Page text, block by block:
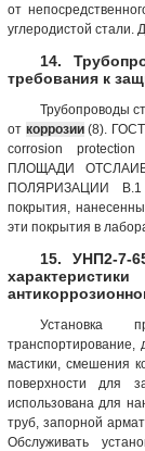
от
углеродистой стали.
14.
требования к
Трубопроводы
от коррозии(8). ГОСТ
corrosion
ПЛОЩАДИ
ПОЛЯРИЗАЦИИ B.1
покрытия,
эти покрытия в
15. УНП2-7-
Установка
транспортирование,
мастики, смешения
поверхности
использована для
труб, запорной
Обслуживать